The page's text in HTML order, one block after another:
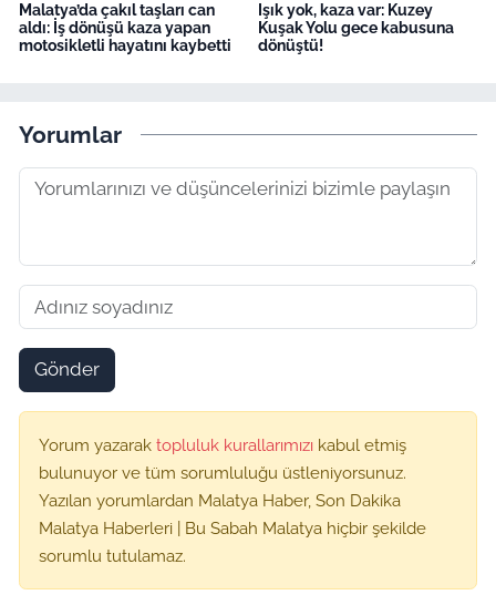
Malatya’da çakıl taşları can
aldı: İş dönüşü kaza yapan
motosikletli hayatını kaybetti
Işık yok, kaza var: Kuzey
Kuşak Yolu gece kabusuna
dönüştü!
Yorumlar
Gönder
Yorum yazarak topluluk kurallarımızı kabul etmiş
bulunuyor ve tüm sorumluluğu üstleniyorsunuz.
Yazılan yorumlardan Malatya Haber, Son Dakika
Malatya Haberleri | Bu Sabah Malatya hiçbir şekilde
sorumlu tutulamaz.